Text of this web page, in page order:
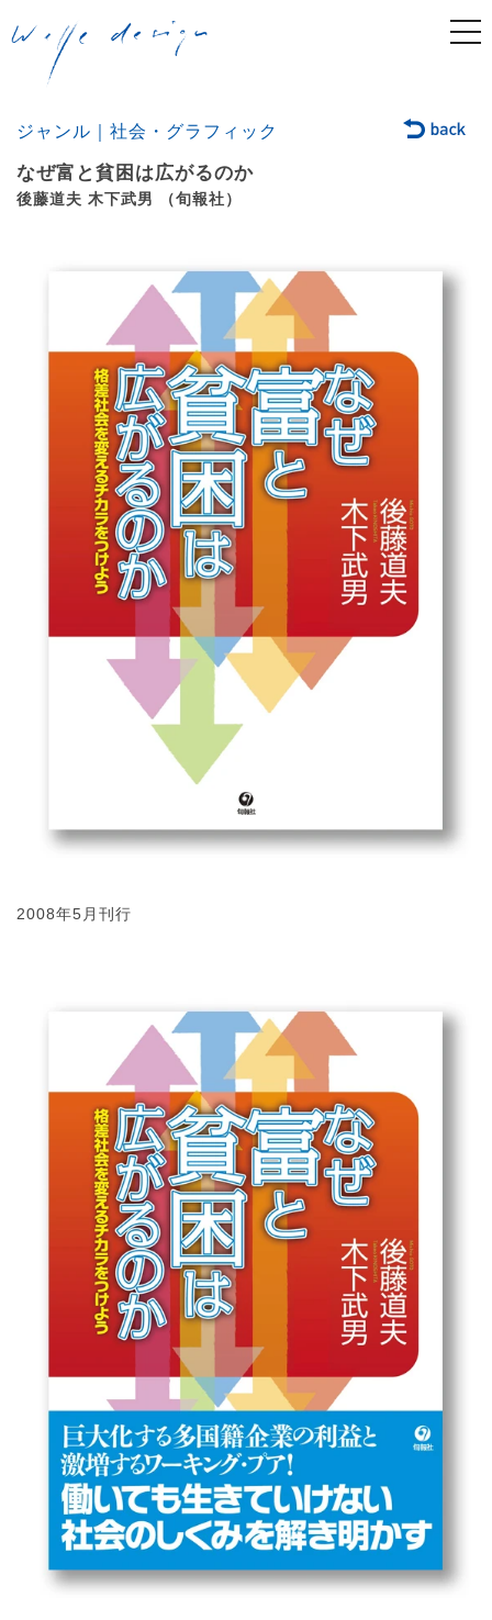
ジャンル｜社会・グラフィック
なぜ富と貧困は広がるのか
後藤道夫 木下武男 （旬報社）
2008年5月刊行